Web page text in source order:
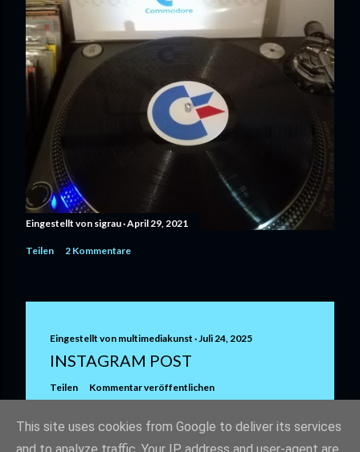
Eingestellt von sigrau April 29, 2021
Teilen 2 Kommentare
Eingestellt von multimediakunst Juli 24, 2025
INSTAGRAM POST
Teilen Kommentar veröffentlichen
This site uses cookies from Google to deliver its services